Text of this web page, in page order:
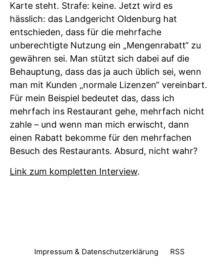
Karte steht. Strafe: keine. Jetzt wird es
hässlich: das Landgericht Oldenburg hat
entschieden, dass für die mehrfache
unberechtigte Nutzung ein „Mengenrabatt“ zu
gewähren sei. Man stützt sich dabei auf die
Behauptung, dass das ja auch üblich sei, wenn
man mit Kunden „normale Lizenzen“ vereinbart.
Für mein Beispiel bedeutet das, dass ich
mehrfach ins Restaurant gehe, mehrfach nicht
zahle – und wenn man mich erwischt, dann
einen Rabatt bekomme für den mehrfachen
Besuch des Restaurants. Absurd, nicht wahr?
Link zum kompletten Interview.
Impressum & Datenschutzerklärung RSS